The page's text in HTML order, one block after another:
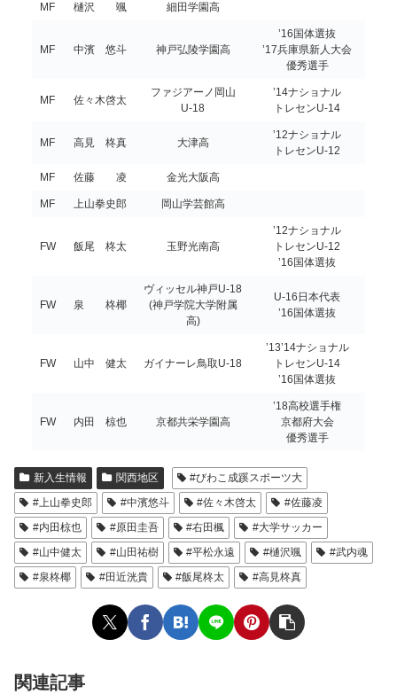
MF 樋沢 颯 細田学園高
MF 中濱 悠斗 神戸弘陵学園高
’16国体選抜
’17兵庫県新人大会
優秀選手
MF 佐々木啓太
ファジアーノ岡山
U-18
’14ナショナル
トレセンU-14
MF 高見 柊真 大津高
’12ナショナル
トレセンU-12
MF 佐藤 凌 金光大阪高
MF 上山拳史郎 岡山学芸館高
FW 飯尾 柊太 玉野光南高
’12ナショナル
トレセンU-12
’16国体選抜
FW 泉 柊椰
ヴィッセル神戸U-18
(神戸学院大学附属
高)
U-16日本代表
’16国体選抜
FW 山中 健太 ガイナーレ鳥取U-18
’13’14ナショナル
トレセンU-14
’16国体選抜
FW 内田 椋也 京都共栄学園高
’18高校選手権
京都府大会
優秀選手
新入生情報 関西地区
#びわこ成蹊スポーツ大
#上山拳史郎
#中濱悠斗 #佐々木啓太
#佐藤凌
#内田椋也
#原田圭吾 #右田楓
#大学サッカー
#山中健太
#山田祐樹 #平松永遠 #樋沢颯
#武内魂
#泉柊椰
#田近洸貴 #飯尾柊太 #高見柊真
関連記事